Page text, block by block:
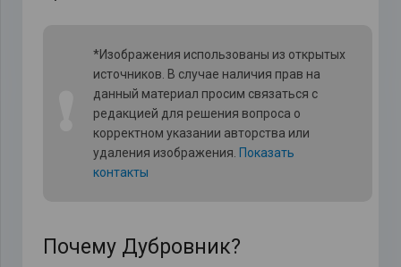
*Изображения использованы из открытых
источников. В случае наличия прав на
данный материал просим связаться с
редакцией для решения вопроса о
корректном указании авторства или
удаления изображения. Показать
контакты
Почему Дубровник?